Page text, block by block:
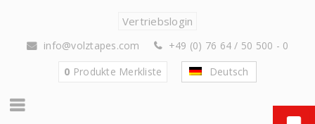
Vertriebslogin
info@volztapes.com
+49 (0) 76 64 / 50 500 - 0
0 Produkte Merkliste Deutsch